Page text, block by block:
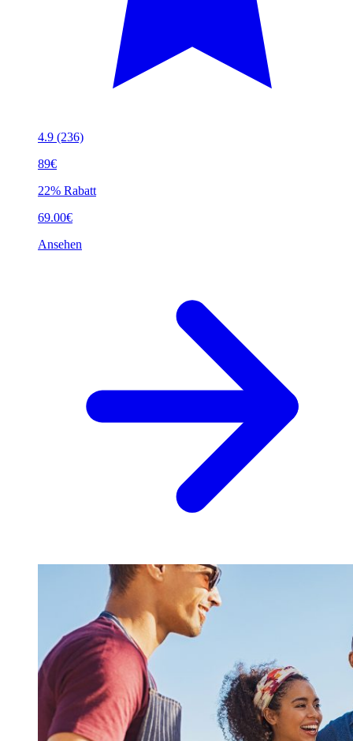
4.9 (236)
89€
22% Rabatt
69.00€
Ansehen